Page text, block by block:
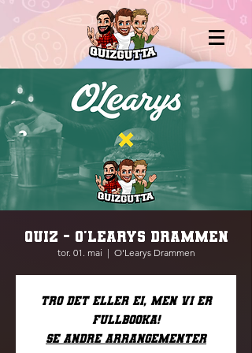
QUIZ - O'LEARYS DRAMMEN
tor. 01. mai
  |
O'Learys Drammen
Tro det eller ei, men vi er
fullbooka!
Se andre arrangementer